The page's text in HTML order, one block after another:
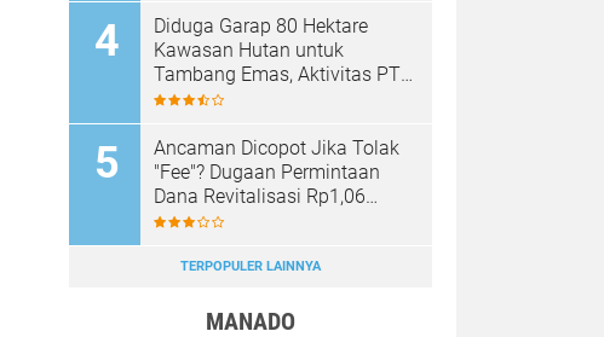
Diduga Garap 80 Hektare
Kawasan Hutan untuk
Tambang Emas, Aktivitas PT
Sinar Mobagu Group Diselidiki
Ancaman Dicopot Jika Tolak
"Fee"? Dugaan Permintaan
Dana Revitalisasi Rp1,06
Miliar di SMK YPKM Manado
Tipikor
TERPOPULER LAINNYA
MANADO